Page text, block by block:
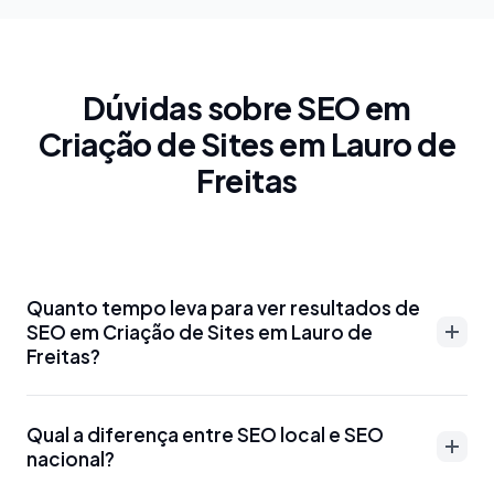
Dúvidas sobre SEO em
Criação de Sites em Lauro de
Freitas
Quanto tempo leva para ver resultados de
SEO em Criação de Sites em Lauro de
Freitas?
Freitas podem aparecer entre 3-6 meses para
palavras-chave menos competitivas. Para termos
Qual a diferença entre SEO local e SEO
nacional?